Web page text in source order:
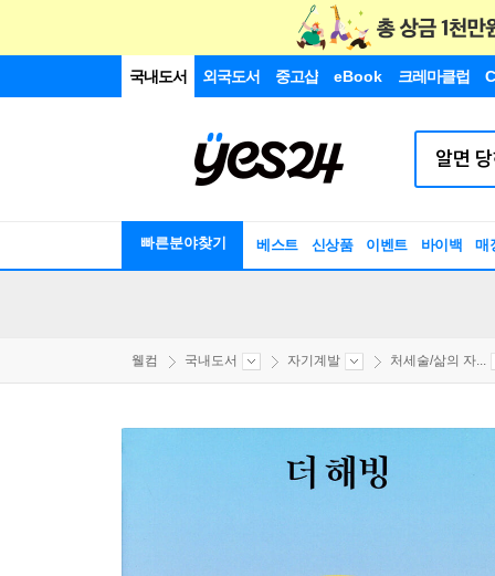
국내도서 외국도서 중고샵 eBook 크레마클럽
빠른분야찾기 베스트 신상품 이벤트 바이백 매
웰컴 국내도서 자기계발 처세술/삶의 자...